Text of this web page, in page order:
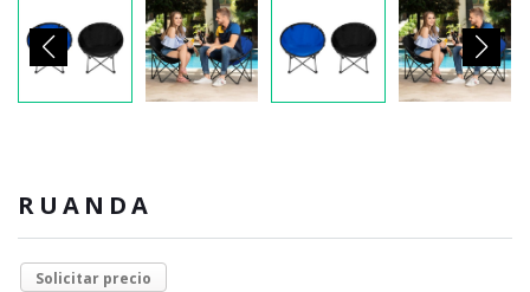
RUANDA
Solicitar precio